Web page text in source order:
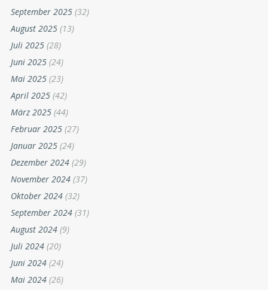
September 2025 (32)
August 2025 (13)
Juli 2025 (28)
Juni 2025 (24)
Mai 2025 (23)
April 2025 (42)
März 2025 (44)
Februar 2025 (27)
Januar 2025 (24)
Dezember 2024 (29)
November 2024 (37)
Oktober 2024 (32)
September 2024 (31)
August 2024 (9)
Juli 2024 (20)
Juni 2024 (24)
Mai 2024 (26)